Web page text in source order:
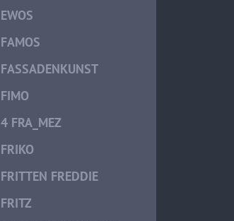
EWOS
FAMOS
FASSADENKUNST
FIMO
4 FRA_MEZ
FRIKO
FRITTEN FREDDIE
FRITZ